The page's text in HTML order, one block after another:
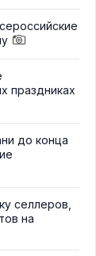
праздниках
до конца
селлеров,
на